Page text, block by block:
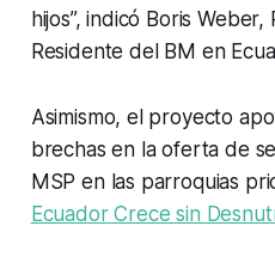
hijos”, indicó Boris
Residente del BM en
Asimismo, el proyecto
brechas en la oferta de
MSP en las parroquias
Ecuador Crece sin